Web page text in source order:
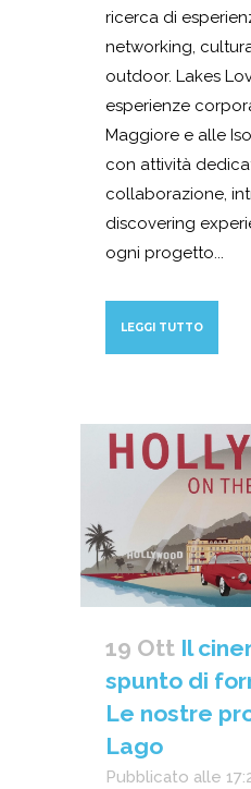
ricerca di
networking,
outdoor. Lakes
esperienze
Maggiore e alle
con attività
collaborazione,
discovering
ogni progetto...
LEGGI TUTTO
19 Ott Il
spunto di
Le nostre
Lago
Pubblicato alle